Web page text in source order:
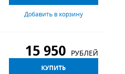
Добавить в корзину
15 950 РУБЛЕЙ
КУПИТЬ